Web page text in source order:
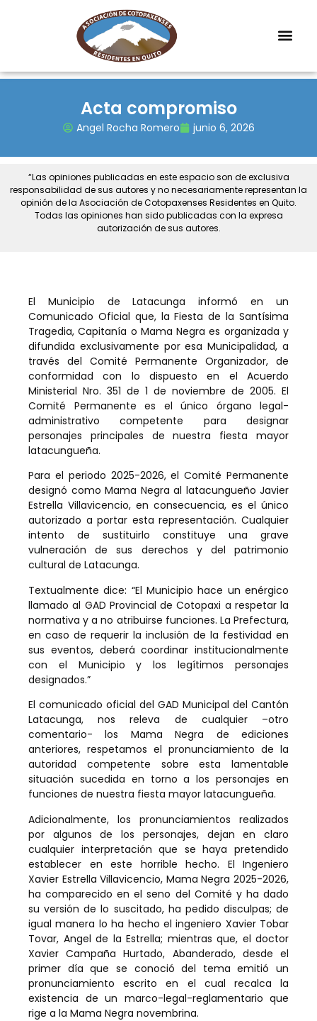
Acta compromiso
Angel Rocha Romero junio 6, 2026
“Las opiniones publicadas en este espacio son de exclusiva
responsabilidad de sus autores y no necesariamente representan la
opinión de la Asociación de Cotopaxenses Residentes en Quito.
Todas las opiniones han sido publicadas con la expresa
autorización de sus autores.
El Municipio de Latacunga informó en un
Comunicado Oficial que, la Fiesta de la Santísima
Tragedia, Capitanía o Mama Negra es organizada y
difundida exclusivamente por esa Municipalidad, a
través del Comité Permanente Organizador, de
conformidad con lo dispuesto en el Acuerdo
Ministerial Nro. 351 de 1 de noviembre de 2005. El
Comité Permanente es el único órgano legal-
administrativo competente para designar
personajes principales de nuestra fiesta mayor
latacungueña.
Para el periodo 2025-2026, el Comité Permanente
designó como Mama Negra al latacungueño Javier
Estrella Villavicencio, en consecuencia, es el único
autorizado a portar esta representación. Cualquier
intento de sustituirlo constituye una grave
vulneración de sus derechos y del patrimonio
cultural de Latacunga.
Textualmente dice: “El Municipio hace un enérgico
llamado al GAD Provincial de Cotopaxi a respetar la
normativa y a no atribuirse funciones. La Prefectura,
en caso de requerir la inclusión de la festividad en
sus eventos, deberá coordinar institucionalmente
con el Municipio y los legítimos personajes
designados.”
El comunicado oficial del GAD Municipal del Cantón
Latacunga, nos releva de cualquier –otro
comentario- los Mama Negra de ediciones
anteriores, respetamos el pronunciamiento de la
autoridad competente sobre esta lamentable
situación sucedida en torno a los personajes en
funciones de nuestra fiesta mayor latacungueña.
Adicionalmente, los pronunciamientos realizados
por algunos de los personajes, dejan en claro
cualquier interpretación que se haya pretendido
establecer en este horrible hecho. El Ingeniero
Xavier Estrella Villavicencio, Mama Negra 2025-2026,
ha comparecido en el seno del Comité y ha dado
su versión de lo suscitado, ha pedido disculpas; de
igual manera lo ha hecho el ingeniero Xavier Tobar
Tovar, Angel de la Estrella; mientras que, el doctor
Xavier Campaña Hurtado, Abanderado, desde el
primer día que se conoció del tema emitió un
pronunciamiento escrito en el cual recalca la
existencia de un marco-legal-reglamentario que
rige a la Mama Negra novembrina.